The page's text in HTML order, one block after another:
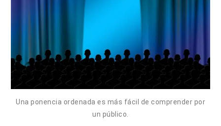
Una ponencia ordenada es más fácil de comprender por
un público.